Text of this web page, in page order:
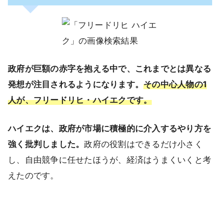
政府が巨額の赤字を抱える中で、これまでとは異なる
発想が注目されるようになります。その中心人物の1
人が、フリードリヒ・ハイエクです。
ハイエクは、政府が市場に積極的に介入するやり方を
強く批判しました。政府の役割はできるだけ小さく
し、自由競争に任せたほうが、経済はうまくいくと考
えたのです。